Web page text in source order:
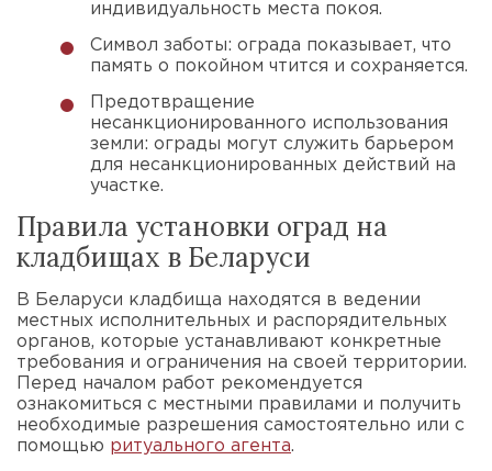
индивидуальность места покоя.
Символ заботы: ограда показывает, что
память о покойном чтится и сохраняется.
Предотвращение
несанкционированного использования
земли: ограды могут служить барьером
для несанкционированных действий на
участке.
Правила установки оград на
кладбищах в Беларуси
В Беларуси кладбища находятся в ведении
местных исполнительных и распорядительных
органов, которые устанавливают конкретные
требования и ограничения на своей территории.
Перед началом работ рекомендуется
ознакомиться с местными правилами и получить
необходимые разрешения самостоятельно или с
помощью ритуального агента.